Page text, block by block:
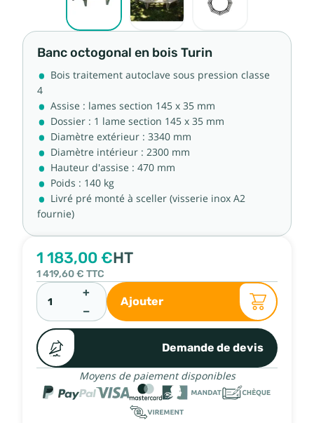
Banc octogonal en bois Turin
Bois traitement autoclave sous pression classe
4
Assise : lames section 145 x 35 mm
Dossier : 1 lame section 145 x 35 mm
Diamètre extérieur : 3340 mm
Diamètre intérieur : 2300 mm
Hauteur d'assise : 470 mm
Poids : 140 kg
Livré pré monté à sceller (visserie inox A2
fournie)
1 183,00 €HT
1 419,60 € TTC
+
−
Ajouter
Demande de devis
Moyens de paiement disponibles